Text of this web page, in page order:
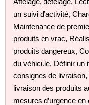
un suivi d’activité,
Maintenance de
produits en vrac,
produits dangereux,
du véhicule, Définir un
consignes de
livraison des produits
mesures d’urgence en